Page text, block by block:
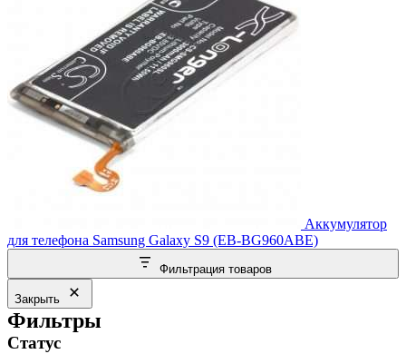
Аккумулятор
для телефона Samsung Galaxy S9 (EB-BG960ABE)
Фильтрация товаров
Закрыть
Фильтры
Статус